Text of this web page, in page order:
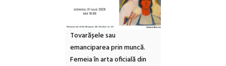
Tovarășele sau
emanciparea prin muncă.
Femeia în arta oficială din